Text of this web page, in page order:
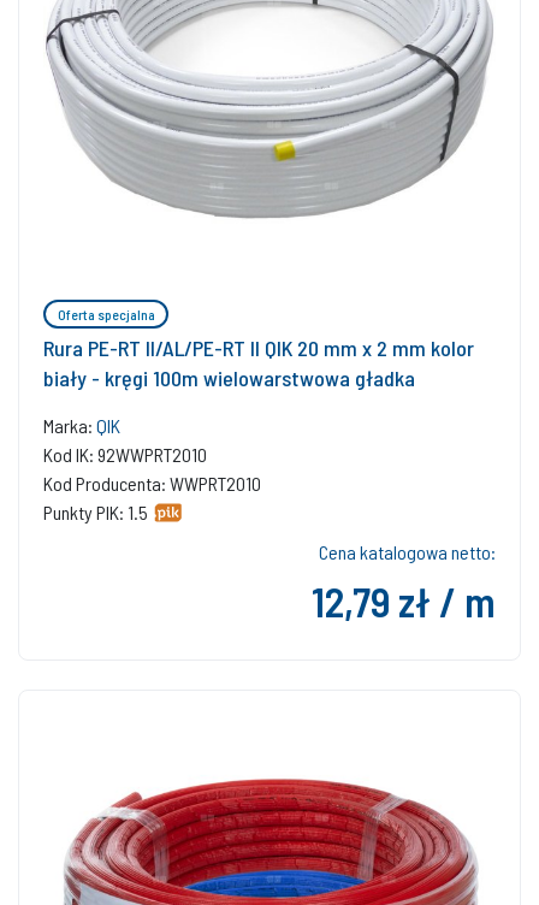
Oferta specjalna
Rura PE-RT II/AL/PE-RT II QIK 20 mm x 2 mm kolor
biały - kręgi 100m wielowarstwowa gładka
Marka: QIK
Kod IK: 92WWPRT2010
Kod Producenta: WWPRT2010
Punkty PIK: 1.5
Cena katalogowa netto:
12,79 zł / m